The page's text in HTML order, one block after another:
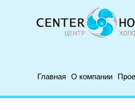
Главная О компании